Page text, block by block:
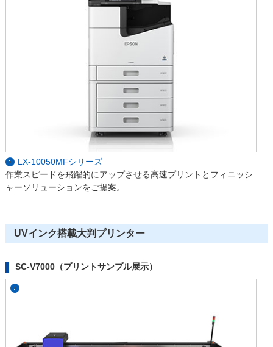
LX-10050MFシリーズ
作業スピードを飛躍的にアップさせる高速プリントとフィニッシ
ャーソリューションをご提案。
UVインク搭載大判プリンター
SC-V7000（プリントサンプル展示）